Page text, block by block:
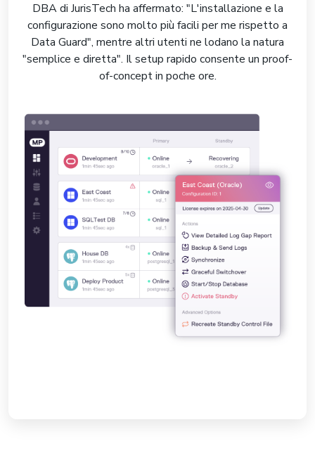
DBA di JurisTech ha affermato: "L'installazione e la
configurazione sono molto più facili per me rispetto a
Data Guard", mentre altri utenti ne lodano la natura
"semplice e diretta". Il setup rapido consente un proof-
of-concept in poche ore.